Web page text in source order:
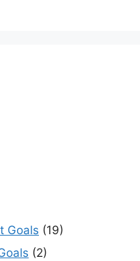
Goals (19)
(2)